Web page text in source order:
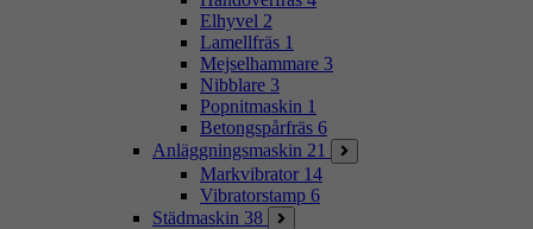
Elhyvel 2
Lamellfräs 1
Mejselhammare 3
Nibblare 3
Popnitmaskin 1
Betongspårfräs 6
Anläggningsmaskin 21
Markvibrator 14
Vibratorstamp 6
Städmaskin 38